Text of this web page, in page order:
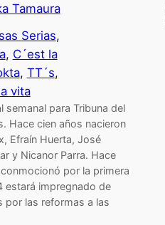
Tamaura
Serias
, C´est la
, TT´s
vita
semanal para Tribuna del
Hace cien años nacieron
Efraín Huerta, José
y Nicanor Parra. Hace
por la primera
estará impregnado de
por las reformas a las